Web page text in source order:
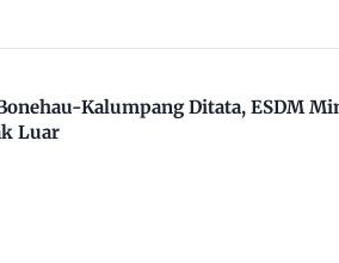
Kalumpang Ditata, ESDM
Luar